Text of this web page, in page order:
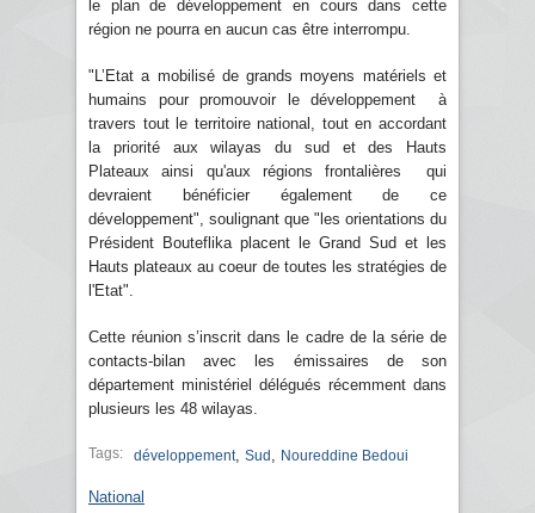
le plan de développement en cours dans cette
région ne pourra en aucun cas être interrompu.
"L’Etat a mobilisé de grands moyens matériels et
humains pour promouvoir le développement à
travers tout le territoire national, tout en accordant
la priorité aux wilayas du sud et des Hauts
Plateaux ainsi qu'aux régions frontalières qui
devraient bénéficier également de ce
développement", soulignant que "les orientations du
Président Bouteflika placent le Grand Sud et les
Hauts plateaux au coeur de toutes les stratégies de
l'Etat".
Cette réunion s’inscrit dans le cadre de la série de
contacts-bilan avec les émissaires de son
département ministériel délégués récemment dans
plusieurs les 48 wilayas.
Tags: développement, Sud Noureddine Bedoui
National